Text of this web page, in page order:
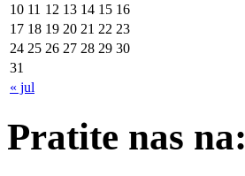
« jul
10 11 12 13 14 15 16
17 18 19 20 21 22 23
24 25 26 27 28 29 30
31
Pratite nas na: